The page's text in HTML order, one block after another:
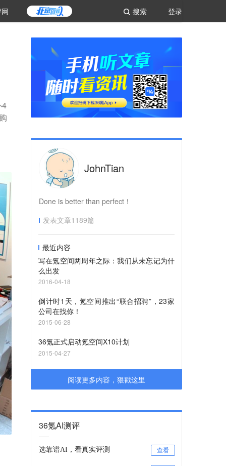
登录
搜索
4
JohnTian
Done is better than perfect！
发表文章1189篇
最近内容
写在氪空间两周年之际：我们从未忘记为什
么出发
2016-04-18
倒计时1天，氪空间推出“联合招聘”，23家
公司在找你！
2015-06-28
36氪正式启动氪空间X10计划
2015-04-27
阅读更多内容，狠戳这里
36氪AI测评
选靠谱AI，看真实评测 查看